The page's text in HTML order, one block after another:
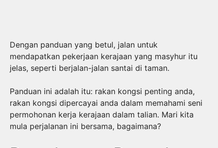
Dengan panduan yang betul, jalan untuk
mendapatkan pekerjaan kerajaan yang masyhur itu
jelas, seperti berjalan-jalan santai di taman.
Panduan ini adalah itu: rakan kongsi penting anda,
rakan kongsi dipercayai anda dalam memahami seni
permohonan kerja kerajaan dalam talian. Mari kita
mula perjalanan ini bersama, bagaimana?